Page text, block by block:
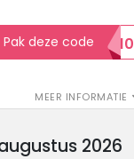
MEER INFORMATIE
Pak deze codeSALE10
2026